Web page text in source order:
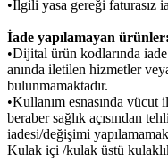
•İlgili yasa gereği faturasız
İade yapılamayan ürünler:
•Dijital ürün kodlarında
anında iletilen hizmetler
bulunmamaktadır.
•Kullanım esnasında
beraber sağlık açısından
iadesi/değişimi
Kulak içi /kulak üstü